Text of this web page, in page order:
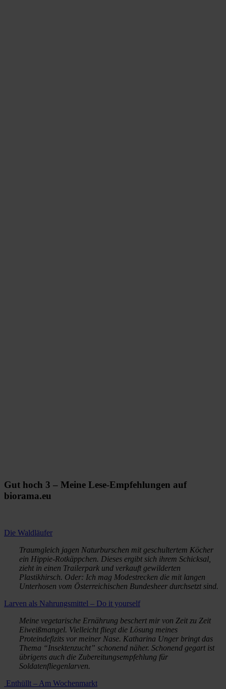
Gut hoch 3 – Meine Lese-Empfehlungen auf
biorama.eu
Die Waldläufer
Traumgleich jagen Naturburschen mit geschultertem Köcher
ein Hippie-Rotkäppchen. Dieses ergibt sich ihrem Schicksal,
zieht in einen Trailerpark und verkauft gewilderten
Plastikhirsch. Oder: Ich mag Modestrecken die mit langen
Unterhosen vom Österreichischen Bundesheer durchsetzt sind.
Larven als Nahrungsmittel – Do it yourself
Meine vegetarische Ernährung beschert mir von Zeit zu Zeit
Eiweißmangel. Vielleicht fliegt die Lösung meines
Proteindefizits vor meiner Nase. Katharina Unger bringt das
Thema “Insektenzucht” schonend näher. Schonend gegart ist
übrigens auch die Zubereitungsempfehlung für
Soldatenfliegenlarven.
Enthüllt – Am Wochenmarkt